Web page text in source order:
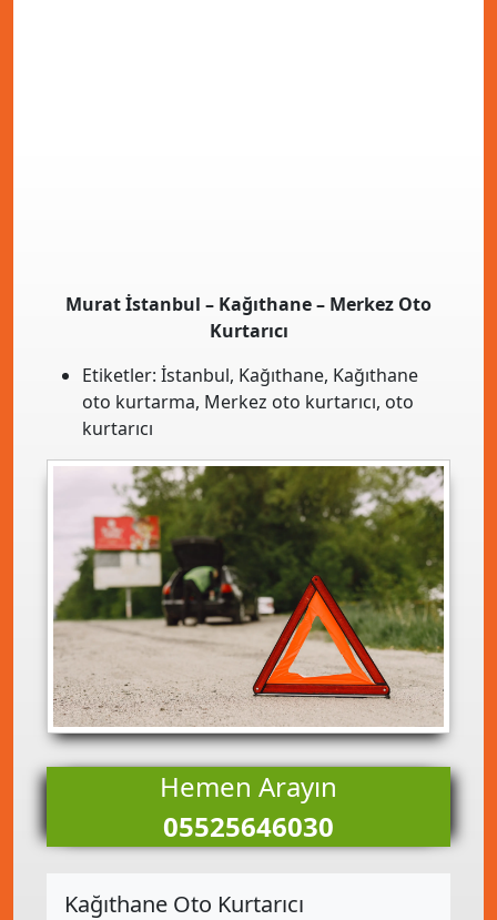
Murat İstanbul – Kağıthane – Merkez Oto
Kurtarıcı
Etiketler: İstanbul, Kağıthane, Kağıthane
oto kurtarma, Merkez oto kurtarıcı, oto
kurtarıcı
Hemen Arayın
05525646030
Kağıthane Oto Kurtarıcı